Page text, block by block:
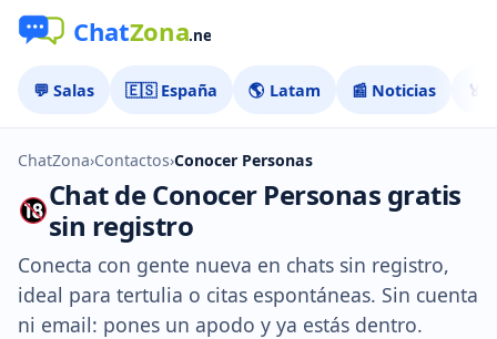
💬 Salas 🇪🇸 España 🌎 Latam 📰 Noticias 🏅
ChatZona›Contactos›Conocer Personas
Chat de Conocer Personas gratis
sin registro
Conecta con gente nueva en chats sin registro,
ideal para tertulia o citas espontáneas. Sin cuenta
ni email: pones un apodo y ya estás dentro.